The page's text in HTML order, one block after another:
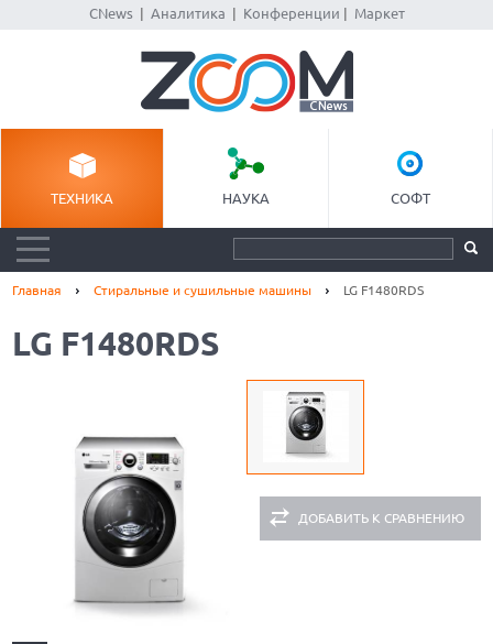
CNews| Аналитика Конференции Маркет
ТЕХНИКА НАУКА СОФТ
Главная Стиральные и сушильные машины LG F1480RDS
LG F1480RDS
ДОБАВИТЬ К СРАВНЕНИЮ